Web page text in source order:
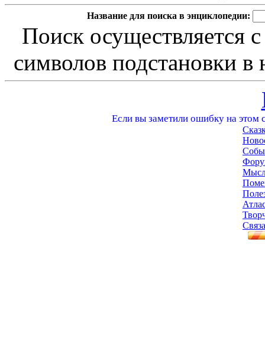
Название для поиска в энциклопедии:
Поиск осуществляется
символов подстановки в
Если вы заметили ошибку на этом